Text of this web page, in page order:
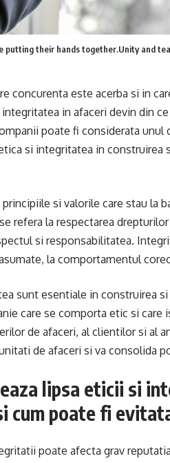
putting their hands together.Unity and
concurenta este acerba si in
in afaceri devin din
poate fi considerata
si integritatea in
principiile si valorile care stau la
refera la respectarea
si responsabilitatea.
la comportamentul
sunt esentiale in construirea
care se comporta etic si care
de afaceri, al clientilor si al
de afaceri si va consolida
lipsa eticii si
cum poate fi
poate afecta grav